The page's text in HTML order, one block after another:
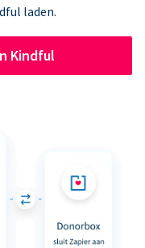
laden.
Kindful